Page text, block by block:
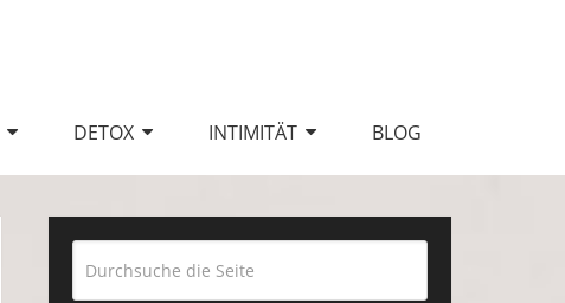
DETOX INTIMITÄT BLOG